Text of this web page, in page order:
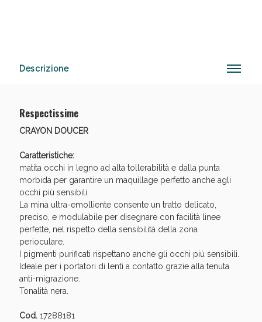
Descrizione
Respectissime
CRAYON DOUCER
Caratteristiche:
matita occhi in legno ad alta tollerabilità e dalla punta
morbida per garantire un maquillage perfetto anche agli
occhi più sensibili.
La mina ultra-emolliente consente un tratto delicato,
preciso, e modulabile per disegnare con facilità linee
perfette, nel rispetto della sensibilità della zona
perioculare.
I pigmenti purificati rispettano anche gli occhi più sensibili.
Ideale per i portatori di lenti a contatto grazie alla tenuta
anti-migrazione.
Tonalità nera.
Cod.17288181Sconto fino al 55% disponibile oggi!